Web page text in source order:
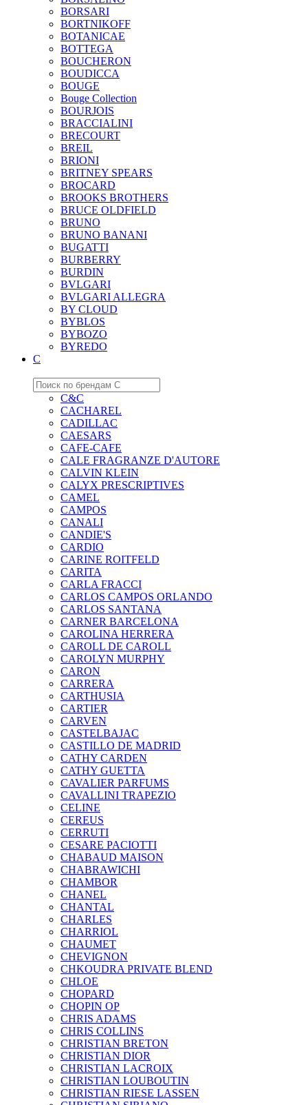
BORSARI
BORTNIKOFF
BOTANICAE
BOTTEGA
BOUCHERON
BOUDICCA
BOUGE
Bouge Collection
BOURJOIS
BRACCIALINI
BRECOURT
BREIL
BRIONI
BRITNEY SPEARS
BROCARD
BROOKS BROTHERS
BRUCE OLDFIELD
BRUNO
BRUNO BANANI
BUGATTI
BURBERRY
BURDIN
BVLGARI
BVLGARI ALLEGRA
BY CLOUD
BYBLOS
BYBOZO
BYREDO
C
C&C
CACHAREL
CADILLAC
CAESARS
CAFE-CAFE
CALE FRAGRANZE D'AUTORE
CALVIN KLEIN
CALYX PRESCRIPTIVES
CAMEL
CAMPOS
CANALI
CANDIE'S
CARDIO
CARINE ROITFELD
CARITA
CARLA FRACCI
CARLOS CAMPOS ORLANDO
CARLOS SANTANA
CARNER BARCELONA
CAROLINA HERRERA
CAROLL DE CAROLL
CAROLYN MURPHY
CARON
CARRERA
CARTHUSIA
CARTIER
CARVEN
CASTELBAJAC
CASTILLO DE MADRID
CATHY CARDEN
CATHY GUETTA
CAVALIER PARFUMS
CAVALLINI TRAPEZIO
CELINE
CEREUS
CERRUTI
CESARE PACIOTTI
CHABAUD MAISON
CHABRAWICHI
CHAMBOR
CHANEL
CHANTAL
CHARLES
CHARRIOL
CHAUMET
CHEVIGNON
CHKOUDRA PRIVATE BLEND
CHLOE
CHOPARD
CHOPIN OP
CHRIS ADAMS
CHRIS COLLINS
CHRISTIAN BRETON
CHRISTIAN DIOR
CHRISTIAN LACROIX
CHRISTIAN LOUBOUTIN
CHRISTIAN RIESE LASSEN